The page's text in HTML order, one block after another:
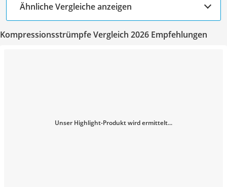
Ähnliche Vergleiche anzeigen
Kompressionsstrümpfe Vergleich 2026 Empfehlungen
Unser Highlight-Produkt wird ermittelt...